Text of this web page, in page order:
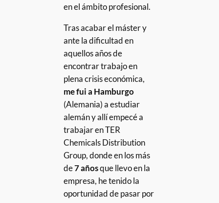
en el ámbito profesional.
Tras acabar el máster y
ante la dificultad en
aquellos años de
encontrar trabajo en
plena crisis económica,
me fui a Hamburgo
(Alemania) a estudiar
alemán y allí empecé a
trabajar en TER
Chemicals Distribution
Group, donde en los más
de7 añosque llevo en la
empresa, he tenido la
oportunidad de pasar por